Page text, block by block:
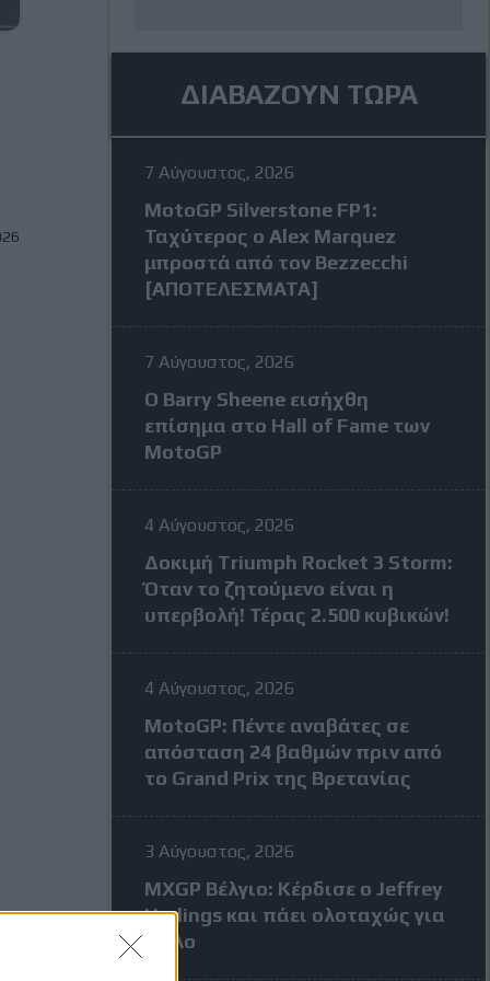
ΔΙΑΒΑΖΟΥΝ ΤΩΡΑ
7 Αύγουστος, 2026
MotoGP Silverstone FP1:
Ταχύτερος ο Alex Marquez
μπροστά από τον Bezzecchi
[ΑΠΟΤΕΛΕΣΜΑΤΑ]
7 Αύγουστος, 2026
Ο Barry Sheene εισήχθη
επίσημα στο Hall of Fame των
MotoGP
4 Αύγουστος, 2026
Δοκιμή Triumph Rocket 3 Storm:
Όταν το ζητούμενο είναι η
υπερβολή! Τέρας 2.500 κυβικών!
4 Αύγουστος, 2026
MotoGP: Πέντε αναβάτες σε
απόσταση 24 βαθμών πριν από
το Grand Prix της Βρετανίας
3 Αύγουστος, 2026
MXGP Βέλγιο: Κέρδισε ο Jeffrey
Herlings και πάει ολοταχώς για
τίτλο